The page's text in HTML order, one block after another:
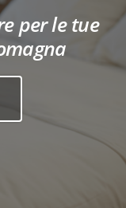
per le tue